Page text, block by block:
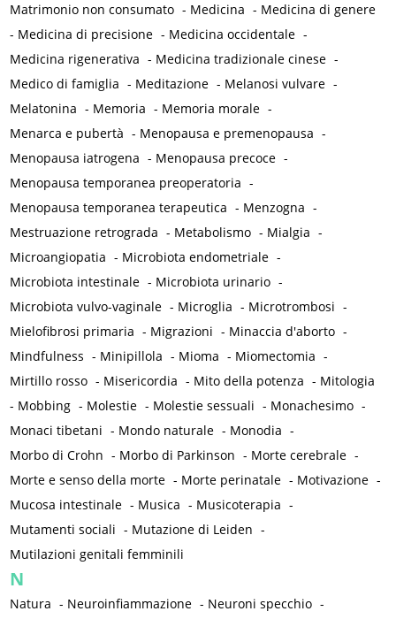
Matrimonio non consumato - Medicina - Medicina di genere
- Medicina di precisione - Medicina occidentale -
Medicina rigenerativa - Medicina tradizionale cinese -
Medico di famiglia - Meditazione - Melanosi vulvare -
Melatonina - Memoria - Memoria morale -
Menarca e pubertà - Menopausa e premenopausa -
Menopausa iatrogena - Menopausa precoce -
Menopausa temporanea preoperatoria -
Menopausa temporanea terapeutica - Menzogna -
Mestruazione retrograda - Metabolismo - Mialgia -
Microangiopatia - Microbiota endometriale -
Microbiota intestinale - Microbiota urinario -
Microbiota vulvo-vaginale - Microglia - Microtrombosi -
Mielofibrosi primaria - Migrazioni - Minaccia d'aborto -
Mindfulness - Minipillola - Mioma - Miomectomia -
Mirtillo rosso - Misericordia - Mito della potenza - Mitologia
- Mobbing - Molestie - Molestie sessuali - Monachesimo -
Monaci tibetani - Mondo naturale - Monodia -
Morbo di Crohn - Morbo di Parkinson - Morte cerebrale -
Morte e senso della morte - Morte perinatale - Motivazione -
Mucosa intestinale - Musica - Musicoterapia -
Mutamenti sociali - Mutazione di Leiden -
Mutilazioni genitali femminili
N
Natura - Neuroinfiammazione - Neuroni specchio -